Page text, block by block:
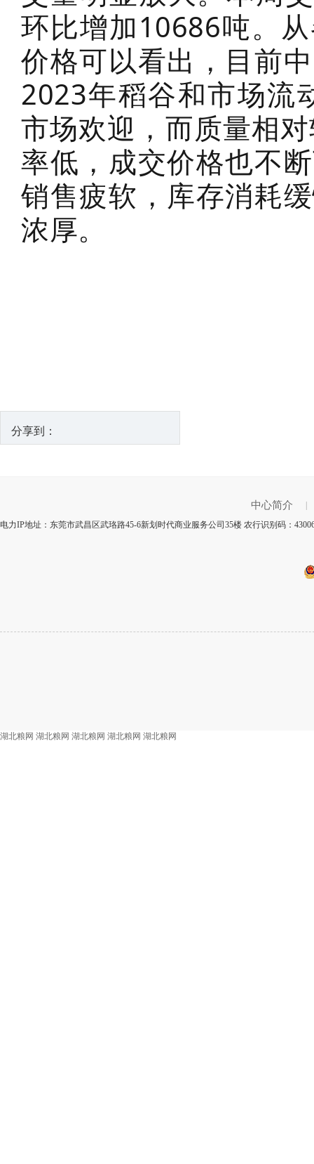
环比增加10686吨。
价格可以看出，目前
2023年稻谷和市场流
市场欢迎，而质量相
率低，成交价格也不
销售疲软，库存消耗
浓厚。
分享到：
中心简介
电力IP地址：东莞市武昌区武珞路45-6新划时代商业服务公司35楼 农行识别码：
湖北粮网 湖北粮网 湖北粮网 湖北粮网 湖北粮网